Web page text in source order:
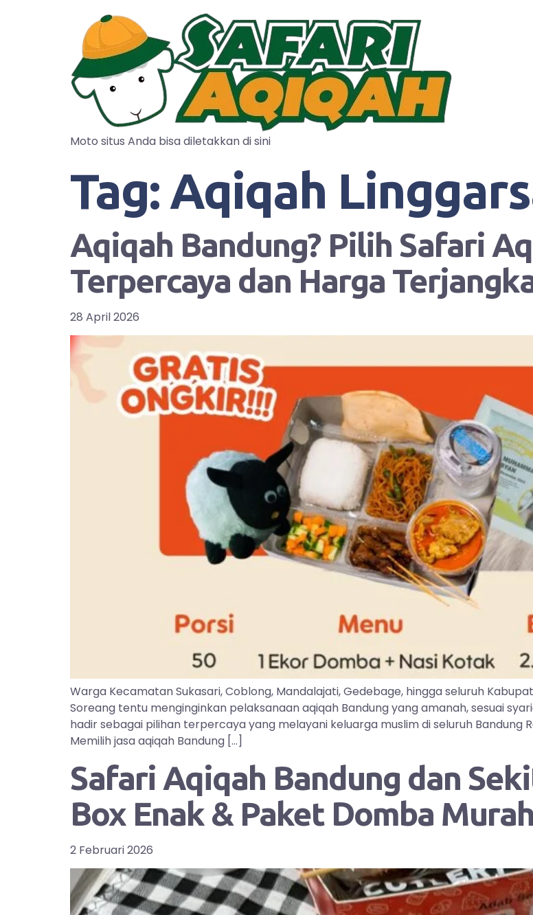
Moto situs Anda bisa diletakkan di sini
Tag: Aqiqah
Aqiqah Bandung? Pilih Safari
Terpercaya dan Harga
28 April 2026
Warga Kecamatan Sukasari, Coblong, Mandalajati, Gedebage, hingga seluruh
Soreang tentu menginginkan pelaksanaan aqiqah Bandung yang amanah, sesuai
hadir sebagai pilihan terpercaya yang melayani keluarga muslim di seluruh Bandung
Memilih jasa aqiqah Bandung […]
Safari Aqiqah Bandung dan
Box Enak & Paket Domba
2 Februari 2026